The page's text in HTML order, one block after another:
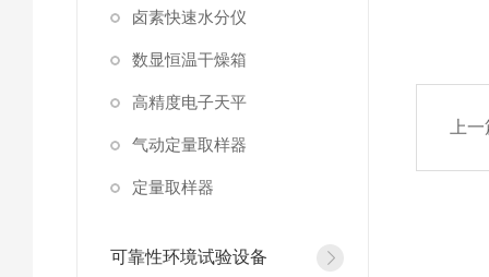
卤素快速水分仪
数显恒温干燥箱
高精度电子天平
气动定量取样器
定量取样器
可靠性环境试验设备
上